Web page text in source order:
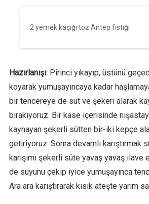
2 yemek kaşığı toz Antep fıstığı
Hazırlanışı:Pirinci yıkayıp, üstünü
koyarak yumuşayıncaya kadar
bir tencereye de süt ve şekeri alarak
bırakıyoruz. Bir kase içerisinde
kaynayan şekerli sütten bir-iki kepçe
getiriyoruz. Sonra devamlı karıştırmak
karışımı şekerli süte yavaş yavaş
de suyunu çekip iyice yumuşayınca
Ara ara karıştırarak kısık ateşte yarım